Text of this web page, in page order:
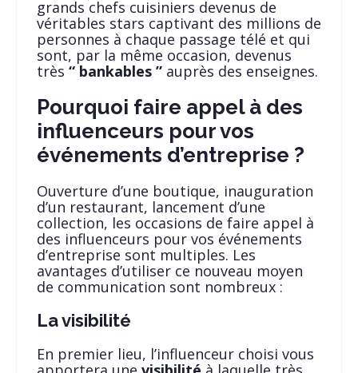
grands chefs cuisiniers devenus de
véritables stars captivant des millions de
personnes à chaque passage télé et qui
sont, par la même occasion, devenus
très “ bankables ”auprès des enseignes.
Pourquoi faire appel à des
influenceurs pour vos
événements d’entreprise ?
Ouverture d’une boutique, inauguration
d’un restaurant, lancement d’une
collection, les occasions de faire appel à
des influenceurs pour vos événements
d’entreprise sont multiples. Les
avantages d’utiliser ce nouveau moyen
de communication sont nombreux :
La visibilité
En premier lieu, l’influenceur choisi vous